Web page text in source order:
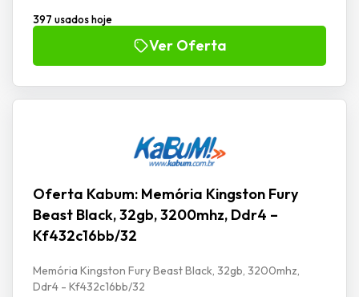
397 usados hoje
Ver Oferta
Oferta Kabum: Memória Kingston Fury
Beast Black, 32gb, 3200mhz, Ddr4 –
Kf432c16bb/32
Memória Kingston Fury Beast Black, 32gb, 3200mhz,
Ddr4 - Kf432c16bb/32